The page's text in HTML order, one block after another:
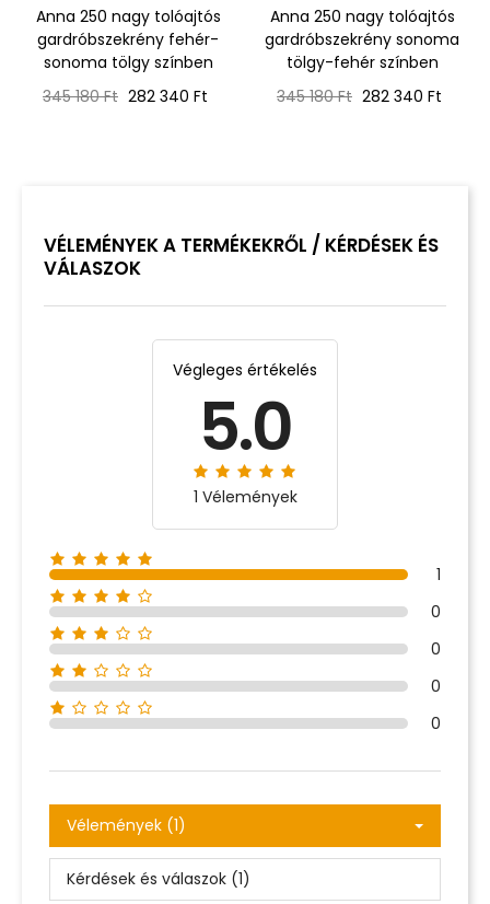
Anna 250 nagy tolóajtós
gardróbszekrény fehér-
sonoma tölgy színben
Normál
345 180 Ft Ár
282 340 Ft
Anna 250 nagy tolóajtós
gardróbszekrény sonoma
tölgy-fehér színben
Normál
345 180 Ft Ár
282 340 Ft
VÉLEMÉNYEK A TERMÉKEKRŐL / KÉRDÉSEK ÉS
VÁLASZOK
Végleges értékelés
5.0
1 Vélemények
1
0
0
0
0
Vélemények (1)
Kérdések és válaszok (1)